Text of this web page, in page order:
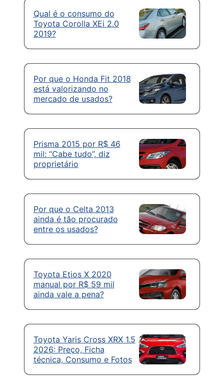
Qual é o consumo do
Toyota Corolla XEi 2.0
2019?
Por que o Honda Fit 2018
está valorizando no
mercado de usados?
Prisma 2015 por R$ 46
mil: “Cabe tudo”, diz
proprietário
Por que o Celta 2013
ainda é tão procurado
entre os usados?
Toyota Etios X 2020
manual por R$ 59 mil
ainda vale a pena?
Toyota Yaris Cross XRX 1.5
2026: Preço, Ficha
técnica, Consumo e Fotos